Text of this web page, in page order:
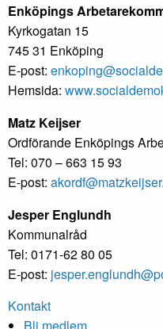
Enköpings
Kyrkogatan 15
745 31 Enköping
E-post: enkoping@
Hemsida: www.
Matz Keijser
Ordförande Enköpings
Tel: 070 – 663 15 93
E-post:
Jesper Englundh
Kommunalråd
Tel: 0171-62 80 05
E-post:
Kontakt
Bli medlem